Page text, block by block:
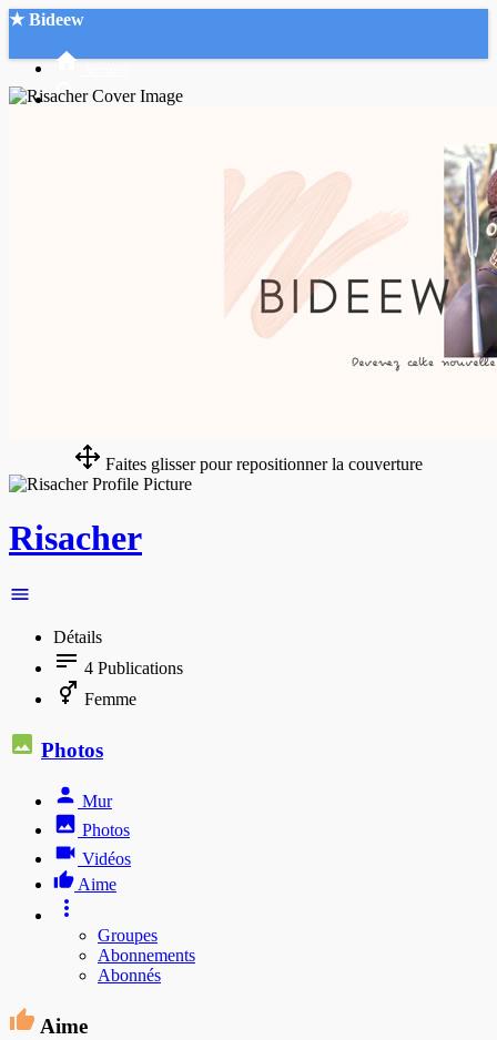
★ Bideew
Faites glisser pour repositionner la couverture
Risacher
Détails
4 Publications
Femme
Photos
Mur
Photos
Vidéos
Aime
Groupes
Abonnements
Abonnés
Aime